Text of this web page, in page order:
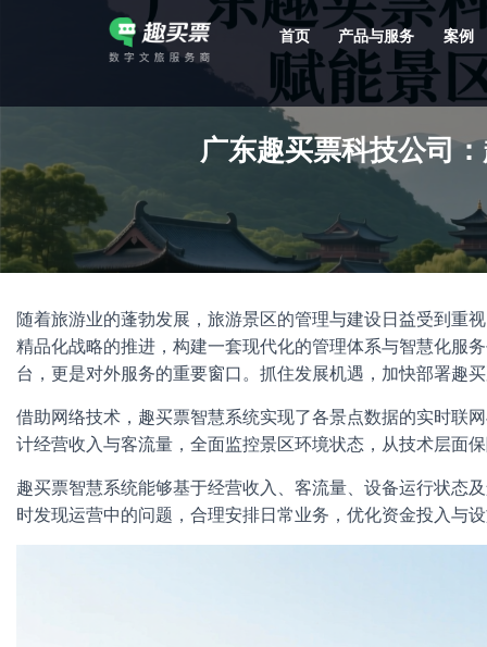
首页 产品与服务 案例
广东趣买票科技公司
随着旅游业的蓬勃发展，旅游景区的管理与建设日益受到重
精品化战略的推进，构建一套现代化的管理体系与智慧化服
台，更是对外服务的重要窗口。抓住发展机遇，加快部署趣
借助网络技术，趣买票智慧系统实现了各景点数据的实时联
计经营收入与客流量，全面监控景区环境状态，从技术层面
趣买票智慧系统能够基于经营收入、客流量、设备运行状态
时发现运营中的问题，合理安排日常业务，优化资金投入与